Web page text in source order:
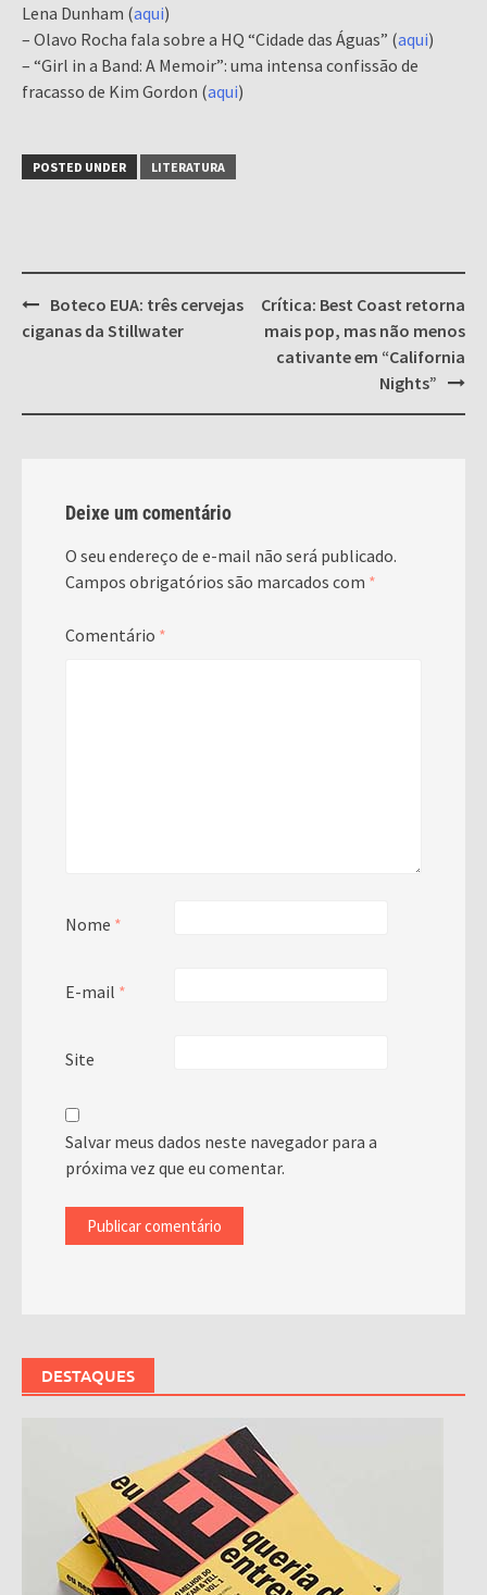
Lena Dunham (aqui)
– Olavo Rocha fala sobre a HQ “Cidade das Águas” (aqui)
– “Girl in a Band: A Memoir”: uma intensa confissão de
fracasso de Kim Gordon (aqui)
POSTED UNDER LITERATURA
Post
navigation
Boteco EUA: três cervejas
ciganas da Stillwater
Crítica: Best Coast retorna
mais pop, mas não menos
cativante em “California
Nights”
Deixe um comentário
O seu endereço de e-mail não será publicado.
Campos obrigatórios são marcados com *
Comentário *
Nome *
E-mail *
Site
Salvar meus dados neste navegador para a
próxima vez que eu comentar.
DESTAQUES